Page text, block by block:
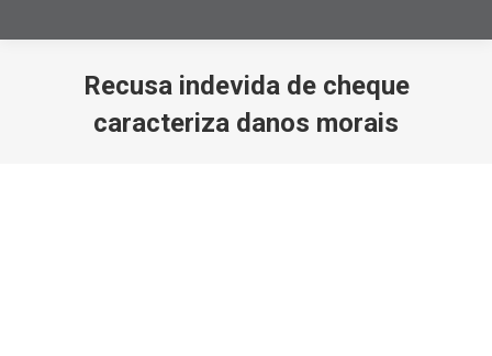
Recusa indevida de cheque
caracteriza danos morais